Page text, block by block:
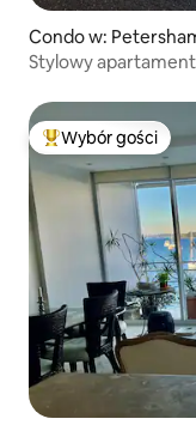
Condo w:
Stylowy
Najpopularniejsze
Wybór gości